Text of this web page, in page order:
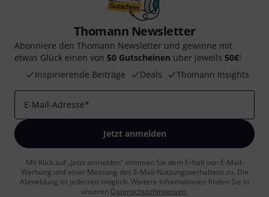
Thomann Newsletter
Abonniere den Thomann Newsletter und gewinne mit
etwas Glück einen von 50 Gutscheinen über jeweils 50€!
Inspirierende Beiträge
Deals Thomann Insights
E-Mail-Adresse*
Jetzt anmelden
Mit Klick auf „Jetzt anmelden“ stimmen Sie dem Erhalt von E-Mail-
Werbung und einer Messung des E-Mail-Nutzungsverhaltens zu. Die
Abmeldung ist jederzeit möglich. Weitere Informationen finden Sie in
unseren Datenschutzhinweisen.